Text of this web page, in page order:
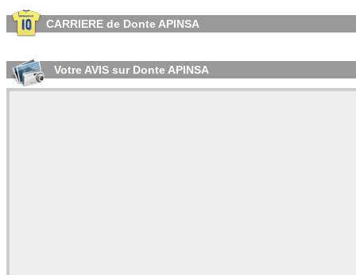
CARRIERE de Donte APINSA
Votre AVIS sur Donte APINSA